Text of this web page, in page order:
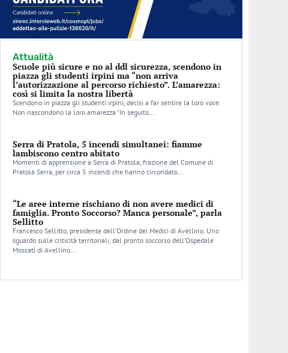
Attualità
Scuole più sicure e no al ddl sicurezza, scendono in
piazza gli studenti irpini ma “non arriva
l’autorizzazione al percorso richiesto”. L’amarezza:
così si limita la nostra libertà
Scendono in piazza gli studenti irpini, decisi a far sentire la loro voce.
Non nascondono la loro amarezza “In seguito…
Serra di Pratola, 5 incendi simultanei: fiamme
lambiscono centro abitato
Momenti di apprensione a Serra di Pratola, frazione del Comune di
Pratola Serra, per circa 5 incendi che hanno circondato…
“Le aree interne rischiano di non avere medici di
famiglia. Pronto Soccorso? Manca personale”, parla
Sellitto
Francesco Sellitto, presidente dell’Ordine dei Medici di Avellino. Uno
sguardo sulle criticità territoriali, dal pronto soccorso dell’Ospedale
Moscati di Avellino…